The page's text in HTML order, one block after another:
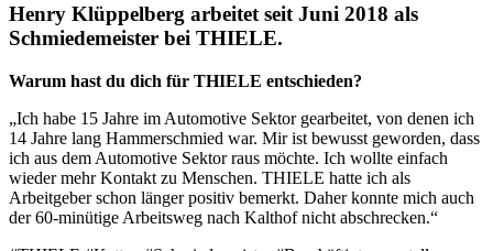
Henry Klüppelberg arbeitet seit Juni 2018 als
Schmiedemeister bei THIELE.
Warum hast du dich für THIELE entschieden?
„Ich habe 15 Jahre im Automotive Sektor gearbeitet, von denen ich
14 Jahre lang Hammerschmied war. Mir ist bewusst geworden, dass
ich aus dem Automotive Sektor raus möchte. Ich wollte einfach
wieder mehr Kontakt zu Menschen. THIELE hatte ich als
Arbeitgeber schon länger positiv bemerkt. Daher konnte mich auch
der 60-minütige Arbeitsweg nach Kalthof nicht abschrecken.“